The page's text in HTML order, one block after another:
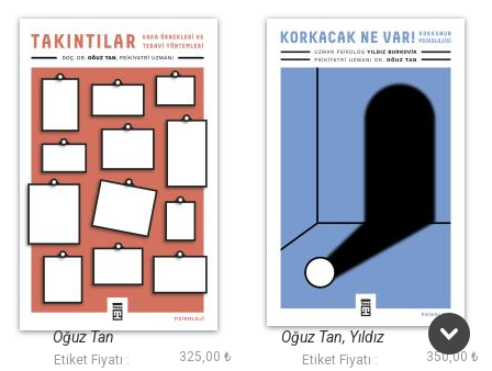
Takıntılar
Oğuz Tan
Etiket Fiyatı : 325,00 ₺
Korkacak Ne Var!
Oğuz Tan, Yıldız
Burkovik
Etiket Fiyatı : 350,00 ₺